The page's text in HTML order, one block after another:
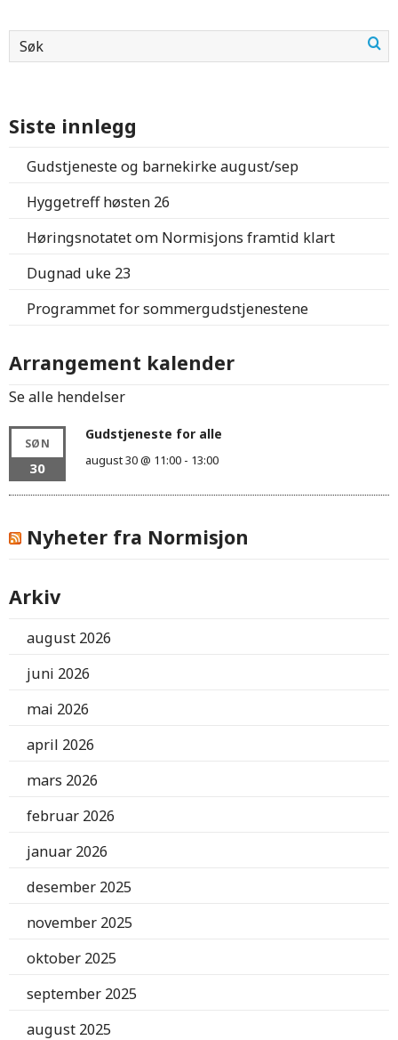
Siste innlegg
Gudstjeneste og barnekirke august/sep
Hyggetreff høsten 26
Høringsnotatet om Normisjons framtid klart
Dugnad uke 23
Programmet for sommergudstjenestene
Arrangement kalender
Se alle hendelser
SØN
30
Gudstjeneste for alle
august 30 @ 11:00- 13:00
Nyheter fra Normisjon
Arkiv
august 2026
juni 2026
mai 2026
april 2026
mars 2026
februar 2026
januar 2026
desember 2025
november 2025
oktober 2025
september 2025
august 2025